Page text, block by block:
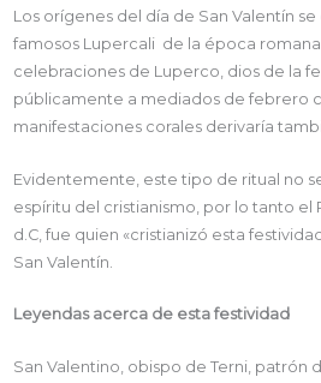
Los orígenes del día de San Valentín
famosos Lupercali de la época
celebraciones de Luperco, dios de la
públicamente a mediados de febrero
manifestaciones corales derivaría
Evidentemente, este tipo de ritual no
espíritu del cristianismo, por lo tanto el
d.C, fue quien «cristianizó esta
San Valentín.
Leyendas acerca de esta festividad
San Valentino, obispo de Terni, patrón